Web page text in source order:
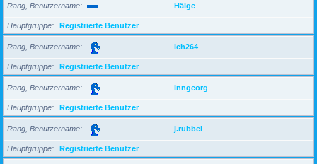
Rang, Benutzername Hälge
Hauptgruppe Registrierte Benutzer
Rang, Benutzername ich264
Hauptgruppe Registrierte Benutzer
Rang, Benutzername inngeorg
Hauptgruppe Registrierte Benutzer
Rang, Benutzername j.rubbel
Hauptgruppe Registrierte Benutzer